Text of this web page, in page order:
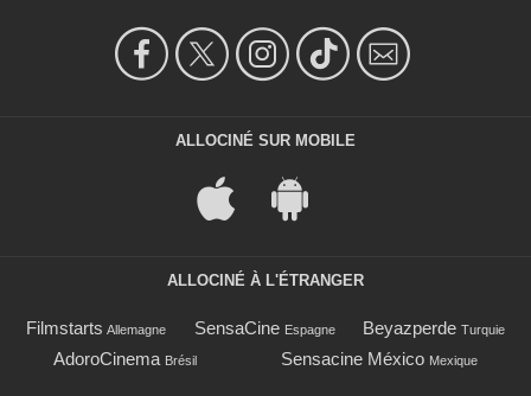
ALLOCINÉ SUR MOBILE
ALLOCINÉ À L'ÉTRANGER
Filmstarts Allemagne SensaCine Espagne Beyazperde Turquie
AdoroCinema Brésil Sensacine México Mexique